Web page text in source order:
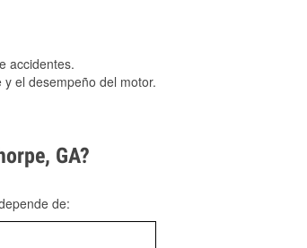
accidentes.
el desempeño del motor.
GA?
de: